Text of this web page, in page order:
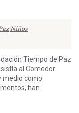
Niños
Tiempo de Paz
al Comedor
medio como
han